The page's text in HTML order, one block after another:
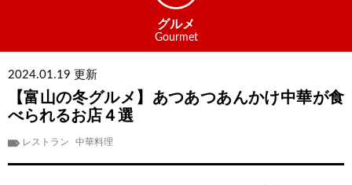
グルメ
Gourmet
2024.01.19 更新
【富山の冬グルメ】あつあつあんかけ中華が食
べられるお店４選
レストラン 中華料理